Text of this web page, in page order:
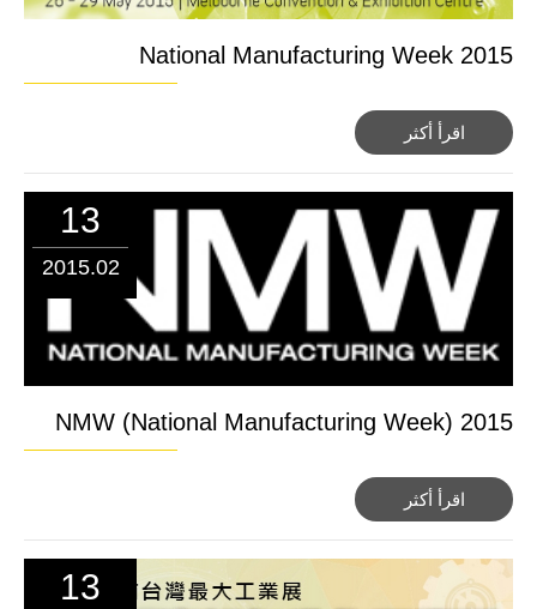
National Manufacturing Week 2015
اقرأ أكثر
13
2015.02
2015 NMW (National Manufacturing Week)
اقرأ أكثر
13